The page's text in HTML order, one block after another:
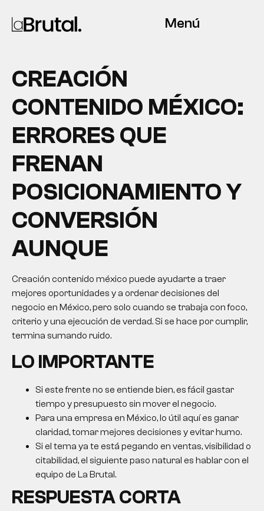
Menú
CREACIÓN
CONTENIDO MÉXICO:
ERRORES QUE
FRENAN
POSICIONAMIENTO Y
CONVERSIÓN
AUNQUE
Creación contenido méxico puede ayudarte a traer
mejores oportunidades y a ordenar decisiones del
negocio en México, pero solo cuando se trabaja con foco,
criterio y una ejecución de verdad. Si se hace por cumplir,
termina sumando ruido.
LO IMPORTANTE
Si este frente no se entiende bien, es fácil gastar
tiempo y presupuesto sin mover el negocio.
Para una empresa en México, lo útil aquí es ganar
claridad, tomar mejores decisiones y evitar humo.
Si el tema ya te está pegando en ventas, visibilidad o
citabilidad, el siguiente paso natural es hablar con el
equipo de La Brutal.
RESPUESTA CORTA